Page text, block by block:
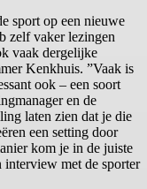
sport op een nieuwe
zelf vaker lezingen
vaak dergelijke
Kenkhuis. ”Vaak is
ook – een soort
en de
laten zien dat je die
een setting door
kom je in de juiste
interview met de sporter